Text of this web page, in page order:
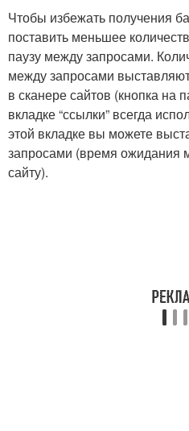
Чтобы избежать получения
поставить меньшее
паузу между запросами.
между запросами
в сканере сайтов (кнопка на
вкладке “ссылки” всегда
этой вкладке вы можете
запросами (время ожидания
сайту).